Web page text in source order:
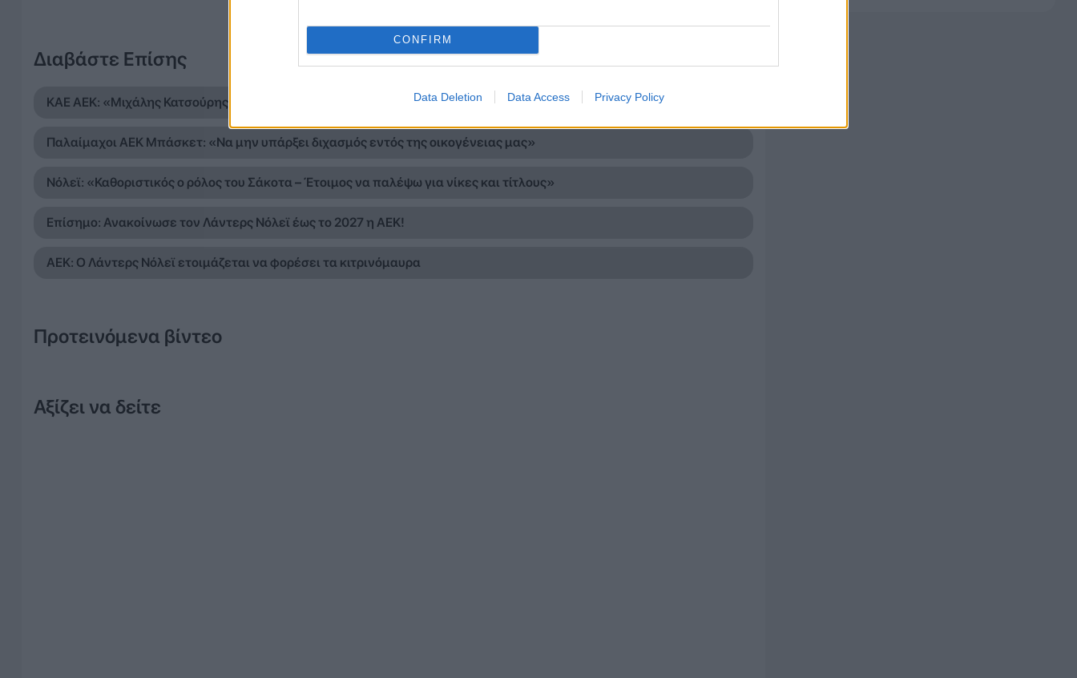
CONFIRM
Data Deletion Data Access Privacy Policy
Διαβάστε Επίσης
ΚΑΕ ΑΕΚ: «Μιχάλης Κατσούρης ΠΑΝΤΑ, ΠΑΝΤΟΥ, ΠΑΡΩΝ»
Παλαίμαχοι ΑΕΚ Μπάσκετ: «Να μην υπάρξει διχασμός εντός της οικογένειας μας»
Νόλεϊ: «Καθοριστικός ο ρόλος του Σάκοτα – Έτοιμος να παλέψω για νίκες και τίτλους»
Επίσημο: Ανακοίνωσε τον Λάντερς Νόλεϊ έως το 2027 η ΑΕΚ!
ΑΕΚ: Ο Λάντερς Νόλεϊ ετοιμάζεται να φορέσει τα κιτρινόμαυρα
Προτεινόμενα βίντεο
Αξίζει να δείτε